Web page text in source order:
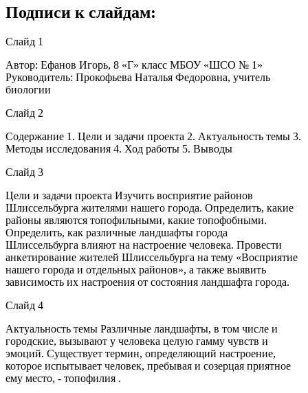
Подписи к слайдам:
Слайд 1
Автор: Ефанов Игорь, 8 «Г» класс МБОУ «ШСО № 1»
Руководитель: Прокофьева Наталья Федоровна, учитель
биологии
Слайд 2
Содержание 1. Цели и задачи проекта 2. Актуальность темы 3.
Методы исследования 4. Ход работы 5. Выводы
Слайд 3
Цели и задачи проекта Изучить восприятие районов
Шлиссельбурга жителями нашего города. Определить, какие
районы являются топофильными, какие топофобными.
Определить, как различные ландшафты города
Шлиссельбурга влияют на настроение человека. Провести
анкетирование жителей Шлиссельбурга на тему «Восприятие
нашего города и отдельных районов», а также выявить
зависимость их настроения от состояния ландшафта города.
Слайд 4
Актуальность темы Различные ландшафты, в том числе и
городские, вызывают у человека целую гамму чувств и
эмоций. Существует термин, определяющий настроение,
которое испытывает человек, пребывая и созерцая приятное
ему место, - топофилия .